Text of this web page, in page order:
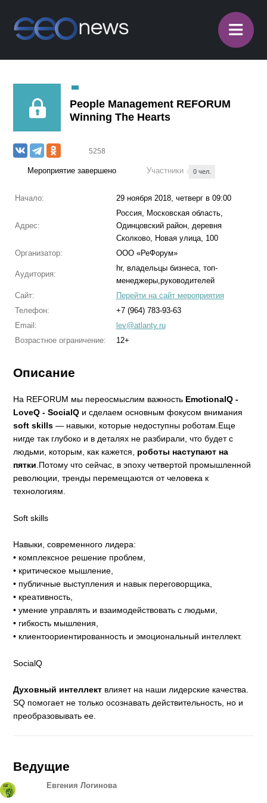
≡
People Management REFORUM
Winning The Hearts
5258
Мероприятие завершено Участники 0 чел.
Начало: 29 ноября 2018, четверг в 09:00
Адрес:
Россия, Московская область,
Одинцовский район, деревня
Сколково, Новая улица, 100
Организатор:
ООО «РеФорум»
Аудитория:
hr, владельцы бизнеса, топ-
менеджеры,руководителей
Сайт:
Перейти на сайт мероприятия
Телефон:
+7 (964) 783-93-63
Email:
lev@atlanty.ru
Возрастное ограничение:
12+
Описание
На REFORUM мы переосмыслим важность EmotionalQ -
LoveQ - SocialQ и сделаем основным фокусом внимания
soft skills — навыки, которые недоступны роботам.Еще
нигде так глубоко и в деталях не разбирали, что будет с
людьми, которым, как кажется, роботы наступают на
пятки.Потому что сейчас, в эпоху четвертой промышленной
революции, тренды перемещаются от человека к
технологиям.
Soft skills
Навыки, современного лидера:
• комплексное решение проблем,
• критическое мышление,
• публичные выступления и навык переговорщика,
• креативность,
• умение управлять и взаимодействовать с людьми,
• гибкость мышления,
• клиентоориентированность и эмоциональный интеллект.
SocialQ
Духовный интеллект влияет на наши лидерские качества.
SQ помогает не только осознавать действительность, но и
преобразовывать ее.
Ведущие
Евгения Логинова